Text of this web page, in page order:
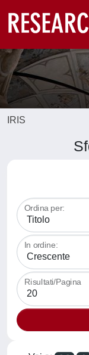
IRIS
Ordina per:
In ordine:
Risultati/Pagina